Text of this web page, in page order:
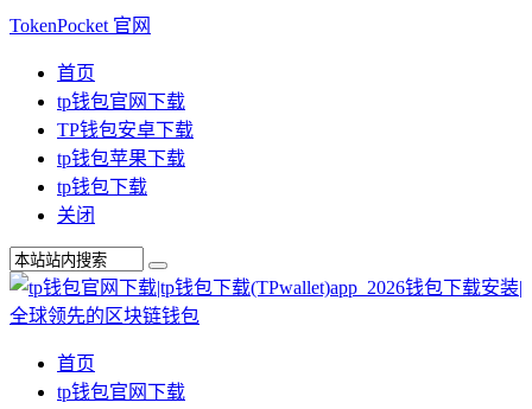
TokenPocket 官网
首页
tp钱包官网下载
TP钱包安卓下载
tp钱包苹果下载
tp钱包下载
关闭
首页
tp钱包官网下载